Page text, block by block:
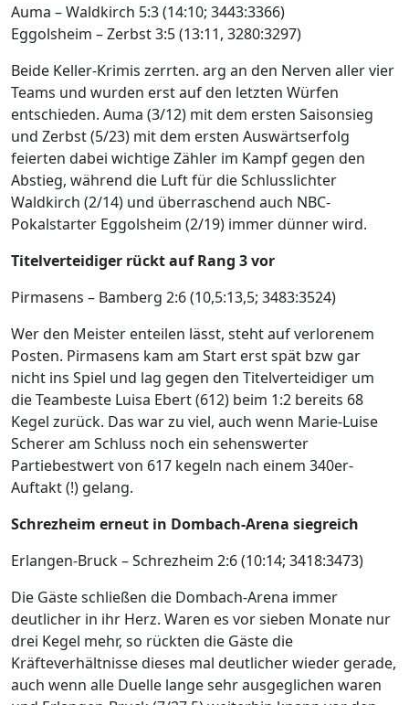
Auma – Waldkirch 5:3 (14:10; 3443:3366)
Eggolsheim – Zerbst 3:5 (13:11, 3280:3297)
Beide Keller-Krimis zerrten. arg an den Nerven aller vier
Teams und wurden erst auf den letzten Würfen
entschieden. Auma (3/12) mit dem ersten Saisonsieg
und Zerbst (5/23) mit dem ersten Auswärtserfolg
feierten dabei wichtige Zähler im Kampf gegen den
Abstieg, während die Luft für die Schlusslichter
Waldkirch (2/14) und überraschend auch NBC-
Pokalstarter Eggolsheim (2/19) immer dünner wird.
Titelverteidiger rückt auf Rang 3 vor
Pirmasens – Bamberg 2:6 (10,5:13,5; 3483:3524)
Wer den Meister enteilen lässt, steht auf verlorenem
Posten. Pirmasens kam am Start erst spät bzw gar
nicht ins Spiel und lag gegen den Titelverteidiger um
die Teambeste Luisa Ebert (612) beim 1:2 bereits 68
Kegel zurück. Das war zu viel, auch wenn Marie-Luise
Scherer am Schluss noch ein sehenswerter
Partiebestwert von 617 kegeln nach einem 340er-
Auftakt (!) gelang.
Schrezheim erneut in Dombach-Arena siegreich
Erlangen-Bruck – Schrezheim 2:6 (10:14; 3418:3473)
Die Gäste schließen die Dombach-Arena immer
deutlicher in ihr Herz. Waren es vor sieben Monate nur
drei Kegel mehr, so rückten die Gäste die
Kräfteverhältnisse dieses mal deutlicher wieder gerade,
auch wenn alle Duelle lange sehr ausgeglichen waren